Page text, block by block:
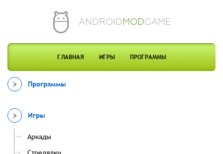
ANDROIDMODGAME
ГЛАВНАЯ ИГРЫ ПРОГРАММЫ
Программы
Игры
Аркады